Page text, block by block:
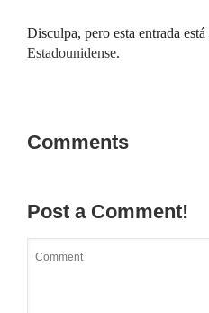
Disculpa, pero esta entrada
Estadounidense.
Comments
Post a Comment!